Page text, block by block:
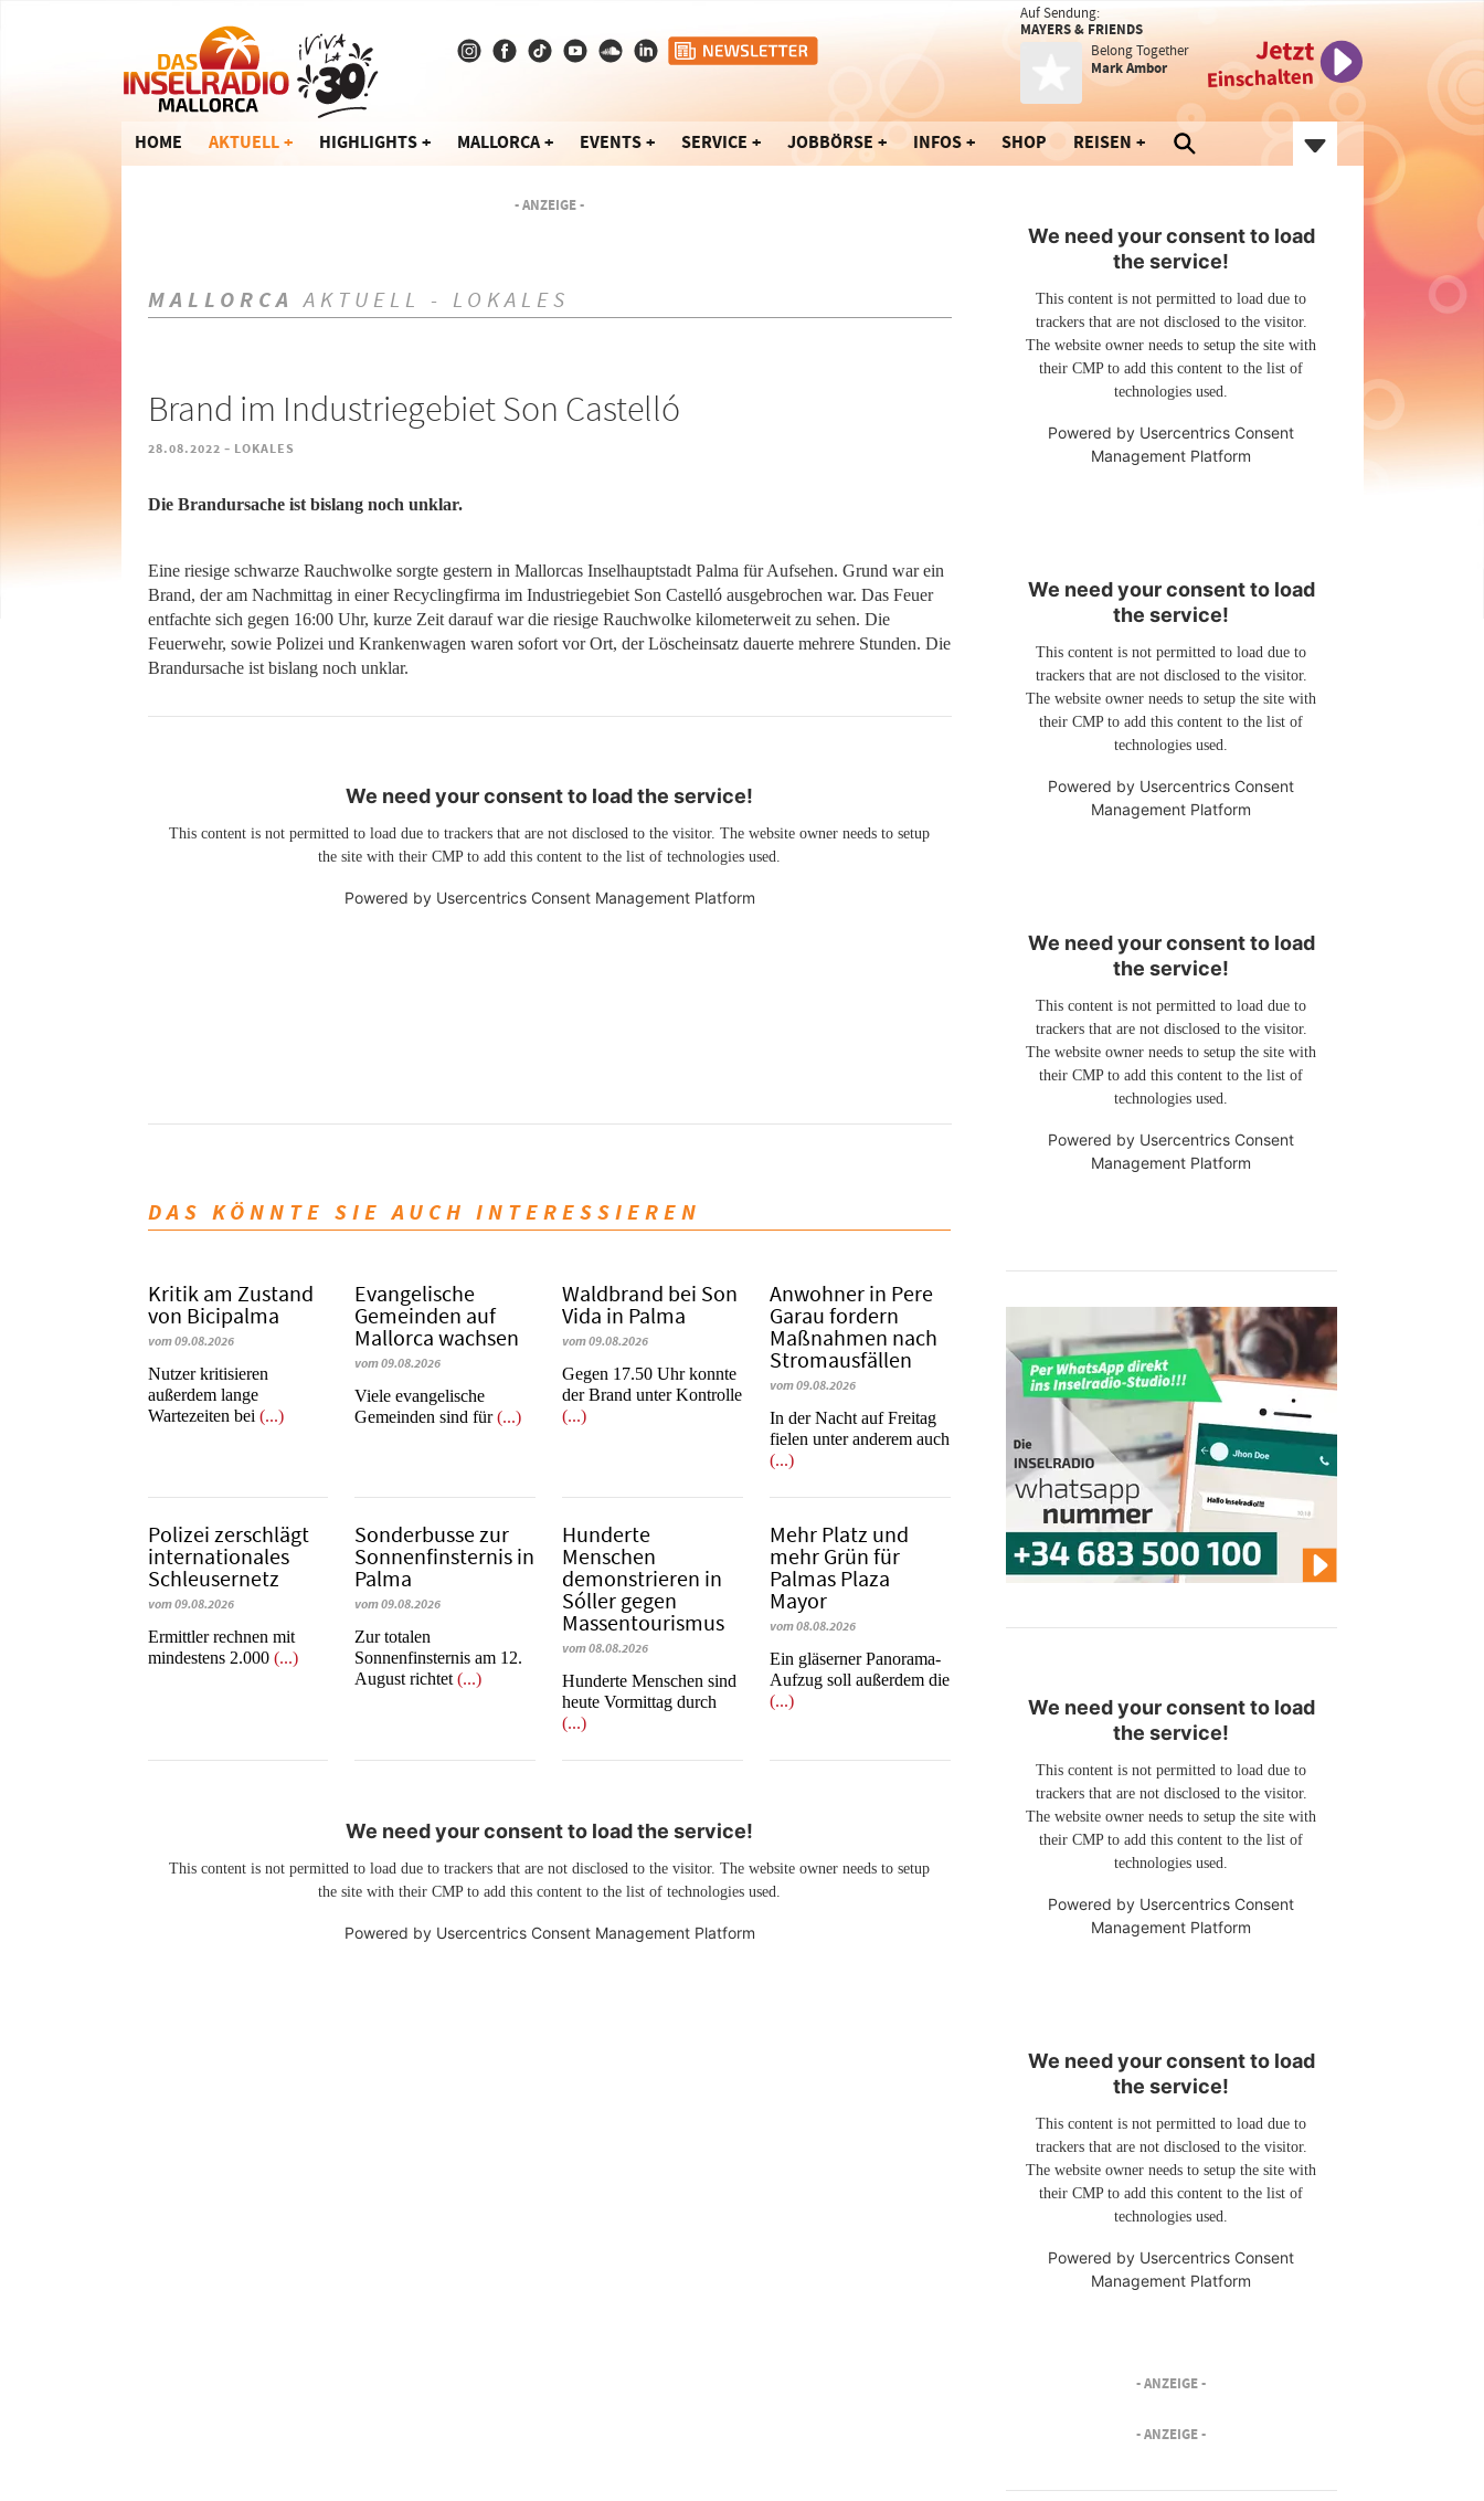
Auf Sendung:
MAYERS & FRIENDS
Belong Together
Mark Ambor
Jetzt
Einschalten
HOME AKTUELL HIGHLIGHTS MALLORCA EVENTS SERVICE JOBBÖRSE INFOS SHOP REISEN
- ANZEIGE -
MALLORCA AKTUELL - LOKALES
Brand im Industriegebiet Son Castelló
28.08.2022 - LOKALES
Die Brandursache ist bislang noch unklar.
Eine riesige schwarze Rauchwolke sorgte gestern in Mallorcas Inselhauptstadt Palma für Aufsehen. Grund war ein
Brand, der am Nachmittag in einer Recyclingfirma im Industriegebiet Son Castelló ausgebrochen war. Das Feuer
entfachte sich gegen 16:00 Uhr, kurze Zeit darauf war die riesige Rauchwolke kilometerweit zu sehen. Die
Feuerwehr, sowie Polizei und Krankenwagen waren sofort vor Ort, der Löscheinsatz dauerte mehrere Stunden. Die
Brandursache ist bislang noch unklar.
We need your consent to load the service!
This content is not permitted to load due to trackers that are not disclosed to the visitor. The website owner needs to setup
the site with their CMP to add this content to the list of technologies used.
Powered by Usercentrics Consent Management Platform
DAS KÖNNTE SIE AUCH INTERESSIEREN
Kritik am Zustand
von Bicipalma
vom 09.08.2026
Nutzer kritisieren
außerdem lange
Wartezeiten bei (...)
Evangelische
Gemeinden auf
Mallorca wachsen
vom 09.08.2026
Viele evangelische
Gemeinden sind für(...)
Waldbrand bei Son
Vida in Palma
vom 09.08.2026
Gegen 17.50 Uhr konnte
der Brand unter Kontrolle
(...)
Anwohner in Pere
Garau fordern
Maßnahmen nach
Stromausfällen
vom 09.08.2026
In der Nacht auf Freitag
fielen unter anderem auch
(...)
Polizei zerschlägt
internationales
Schleusernetz
vom 09.08.2026
Ermittler rechnen mit
mindestens 2.000 (...)
Sonderbusse zur
Sonnenfinsternis in
Palma
vom 09.08.2026
Zur totalen
Sonnenfinsternis am 12.
August richtet(...)
Hunderte
Menschen
demonstrieren in
Sóller gegen
Massentourismus
vom 08.08.2026
Hunderte Menschen sind
heute Vormittag durch
(...)
Mehr Platz und
mehr Grün für
Palmas Plaza
Mayor
vom 08.08.2026
Ein gläserner Panorama-
Aufzug soll außerdem die
(...)
We need your consent to load the service!
This content is not permitted to load due to trackers that are not disclosed to the visitor. The website owner needs to setup
the site with their CMP to add this content to the list of technologies used.
Powered by Usercentrics Consent Management Platform
We need your consent to load
the service!
This content is not permitted to load due to
trackers that are not disclosed to the visitor.
The website owner needs to setup the site with
their CMP to add this content to the list of
technologies used.
Powered by Usercentrics Consent
Management Platform
We need your consent to load
the service!
This content is not permitted to load due to
trackers that are not disclosed to the visitor.
The website owner needs to setup the site with
their CMP to add this content to the list of
technologies used.
Powered by Usercentrics Consent
Management Platform
We need your consent to load
the service!
This content is not permitted to load due to
trackers that are not disclosed to the visitor.
The website owner needs to setup the site with
their CMP to add this content to the list of
technologies used.
Powered by Usercentrics Consent
Management Platform
We need your consent to load
the service!
This content is not permitted to load due to
trackers that are not disclosed to the visitor.
The website owner needs to setup the site with
their CMP to add this content to the list of
technologies used.
Powered by Usercentrics Consent
Management Platform
We need your consent to load
the service!
This content is not permitted to load due to
trackers that are not disclosed to the visitor.
The website owner needs to setup the site with
their CMP to add this content to the list of
technologies used.
Powered by Usercentrics Consent
Management Platform
- ANZEIGE -
- ANZEIGE -